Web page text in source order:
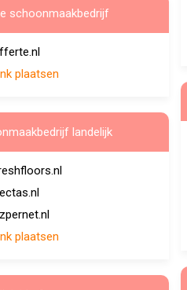
schoonmaakbedrijf
plaatsen
landelijk
plaatsen